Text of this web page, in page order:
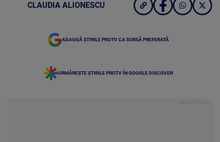
CLAUDIA ALIONESCU
ADAUGĂ ȘTIRILE PROTV CA SURSĂ PREFERATĂ
URMĂREȘTE ȘTIRILE PROTV ÎN GOOGLE DISCOVER